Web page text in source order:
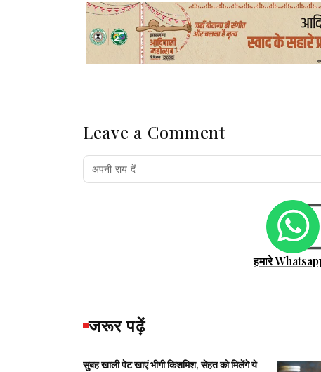
Leave a Comment
हमारे
जरूर पढ़ें
सुबह खाली पेट खाएं भीगी किशमिश, सेहत को मिलेंगे ये